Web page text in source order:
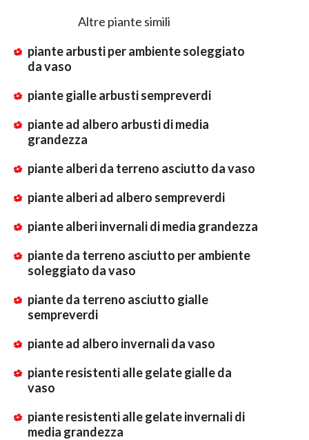
Altre piante simili
piante arbusti per ambiente soleggiato
da vaso
piante gialle arbusti sempreverdi
piante ad albero arbusti di media
grandezza
piante alberi da terreno asciutto da vaso
piante alberi ad albero sempreverdi
piante alberi invernali di media grandezza
piante da terreno asciutto per ambiente
soleggiato da vaso
piante da terreno asciutto gialle
sempreverdi
piante ad albero invernali da vaso
piante resistenti alle gelate gialle da
vaso
piante resistenti alle gelate invernali di
media grandezza